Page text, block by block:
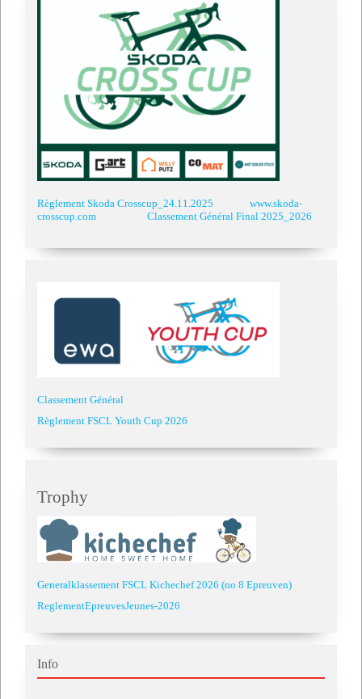
Règlement Skoda Crosscup_24.11.2025
www.skoda-
crosscup.com
Classement Général Final 2025_2026
Classement Général
Règlement FSCL Youth Cup 2026
Trophy
Generalklassement FSCL Kichechef 2026 (no 8 Epreuven)
ReglementEpreuvesJeunes-2026
Info